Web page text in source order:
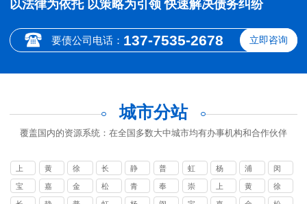
以法律为依托 以策略为引领 快速解决债务纠纷
要债公司电话： 137-7535-2678 立即咨询
城市分站
覆盖国内的资源系统：在全国多数大中城市均有办事机构和合作伙伴
上
海
黄
浦
徐
汇
长
宁
静
安
普
陀
虹
口
杨
浦
浦
东
闵
行
宝
山
嘉
定
金
山
松
江
青
浦
奉
贤
崇
明
上
海
黄
浦
徐
汇